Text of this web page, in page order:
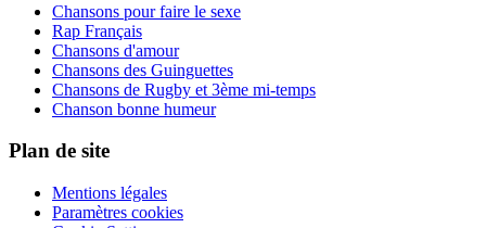
Chansons pour faire le sexe
Rap Français
Chansons d'amour
Chansons des Guinguettes
Chansons de Rugby et 3ème mi-temps
Chanson bonne humeur
Plan de site
Mentions légales
Paramètres cookies